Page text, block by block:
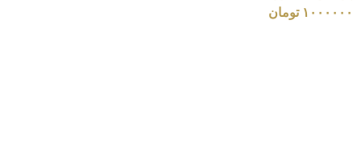
۱۰۰۰۰۰۰ تومان